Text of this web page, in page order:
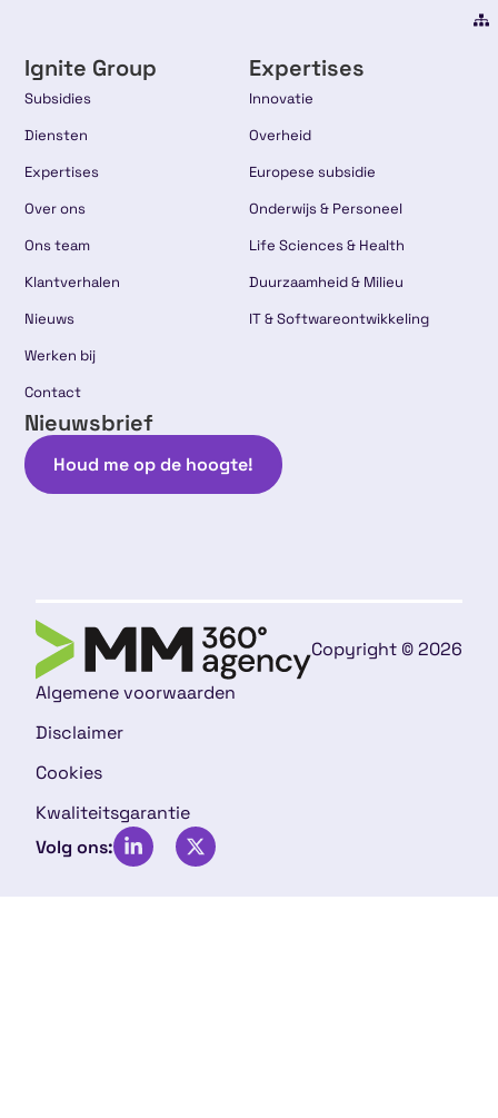
Ignite Group
Subsidies
Diensten
Expertises
Over ons
Ons team
Klantverhalen
Nieuws
Werken bij
Contact
Expertises
Innovatie
Overheid
Europese subsidie
Onderwijs & Personeel
Life Sciences & Health
Duurzaamheid & Milieu
IT & Softwareontwikkeling
Nieuwsbrief
Houd me op de hoogte!
Copyright © 2026
Algemene voorwaarden
Disclaimer
Cookies
Kwaliteitsgarantie
Volg ons: